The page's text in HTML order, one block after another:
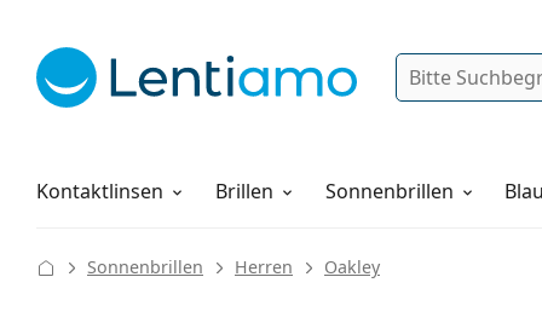
Suche
Kontaktlinsen
Pflegemittel Brillen Sonnenbrillen
Alles über den Einkauf
Sonnenbrillen Herren Oakley